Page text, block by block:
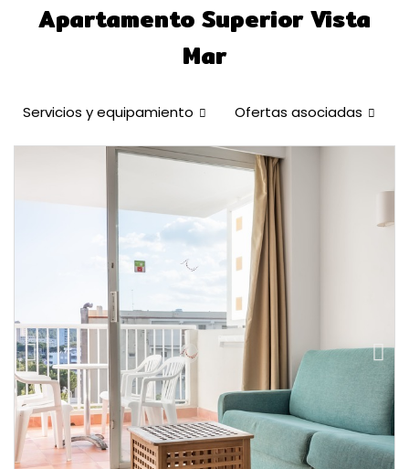
Apartamento Superior Vista
Mar
Servicios y equipamiento Ofertas asociadas